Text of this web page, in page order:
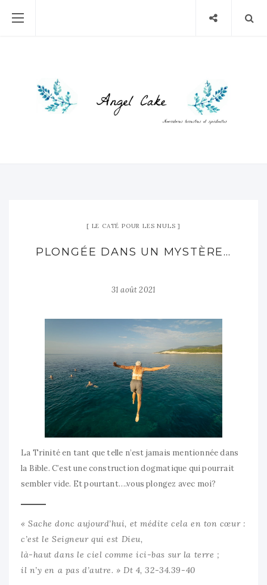
LE CATÉ POUR LES NULS
PLONGÉE DANS UN MYSTÈRE…
31 août 2021
La Trinité en tant que telle n’est jamais mentionnée dans
la Bible. C’est une construction dogmatique qui pourrait
sembler vide. Et pourtant….vous plongez avec moi?
« Sache donc aujourd’hui, et médite cela en ton cœur :
c’est le Seigneur qui est Dieu,
là-haut dans le ciel comme ici-bas sur la terre ;
il n’y en a pas d’autre. » Dt 4, 32-34.39-40